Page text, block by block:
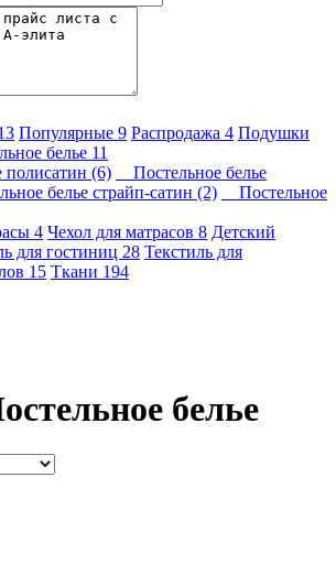
Популярные 9 Распродажа 4 Подушки
белье 11
полисатин (6)
Постельное белье
белье страйп-сатин (2)
Постельное
4 Чехол для матрасов 8 Детский
для гостиниц 28 Текстиль для
15 Ткани 194
белье